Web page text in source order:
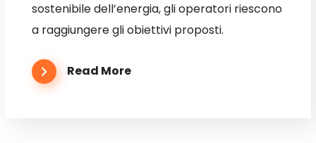
sostenibile dell’energia, gli operatori riescono
a raggiungere gli obiettivi proposti.
Read More